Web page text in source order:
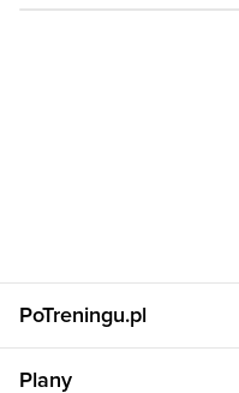
PoTreningu.pl
Plany